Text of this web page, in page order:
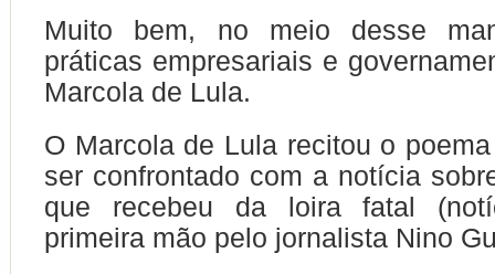
Muito bem, no meio desse
práticas empresariais e
Marcola de Lula.
O Marcola de Lula recitou o
ser confrontado com a notícia
que recebeu da loira fatal
primeira mão pelo jornalista Nino